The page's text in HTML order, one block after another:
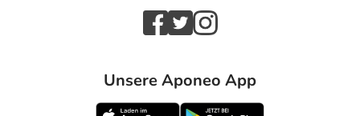
Unsere Aponeo App